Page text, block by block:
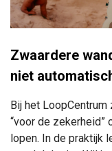
Zwaardere
niet
Bij het
“voor de zekerheid”
lopen. In de praktijk